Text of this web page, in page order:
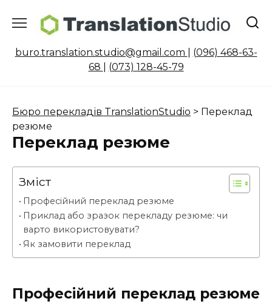
buro.translation.studio@gmail.com
(096) 468-63-
68
(073) 128-45-79
Бюро перекладів TranslationStudio > Переклад
резюме
Переклад резюме
Зміст
Професійний переклад резюме
Приклад або зразок перекладу резюме: чи
варто використовувати?
Як замовити переклад
Професійний переклад резюме